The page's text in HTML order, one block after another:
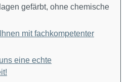
gefärbt, ohne chemische
mit fachkompetenter
eine echte